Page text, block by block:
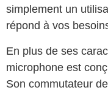
simplement un
répond à vos
En plus de ses
microphone est
Son commutateur